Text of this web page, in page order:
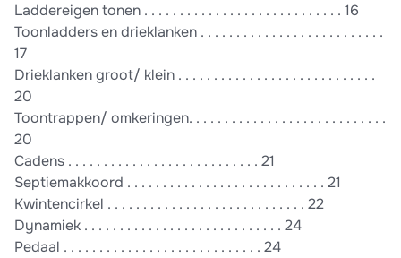
Laddereigen tonen . . . . . . . . . . . . . . . . . . . . . . . . . . . . 16
Toonladders en drieklanken . . . . . . . . . . . . . . . . . . . . . . . . . .
17
Drieklanken groot/ klein . . . . . . . . . . . . . . . . . . . . . . . . . . . .
20
Toontrappen/ omkeringen. . . . . . . . . . . . . . . . . . . . . . . . . . . .
20
Cadens . . . . . . . . . . . . . . . . . . . . . . . . . . . 21
Septiemakkoord . . . . . . . . . . . . . . . . . . . . . . . . . . . . 21
Kwintencirkel . . . . . . . . . . . . . . . . . . . . . . . . . . . . 22
Dynamiek . . . . . . . . . . . . . . . . . . . . . . . . . . . . 24
Pedaal . . . . . . . . . . . . . . . . . . . . . . . . . . . . 24